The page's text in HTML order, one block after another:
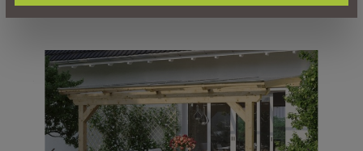
Bildergalerie überspringen